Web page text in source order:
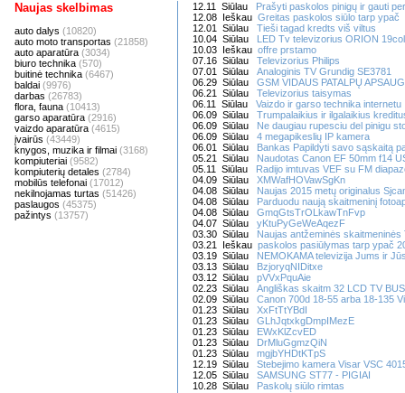
Naujas skelbimas
auto dalys (10820)
auto moto transportas (21858)
auto aparatūra (3034)
biuro technika (570)
buitinė technika (6467)
baldai (9976)
darbas (26783)
flora, fauna (10413)
garso aparatūra (2916)
vaizdo aparatūra (4615)
įvairūs (43449)
knygos, muzika ir filmai (3168)
kompiuteriai (9582)
kompiuterių detales (2784)
mobilūs telefonai (17012)
nekilnojamas turtas (51426)
paslaugos (45375)
pažintys (13757)
12.11 Siūlau
Prašyti paskolos pinigų ir gauti
12.08 Ieškau Greitas paskolos siūlo tarp ypač
12.01 Siūlau
Tieši tagad kredts viš viltus
10.04 Siūlau
LED Tv televizorius ORION
10.03 Ieškau offre prstamo
07.16 Siūlau
Televizorius Philips
07.01 Siūlau
Analoginis TV Grundig SE3781
06.29 Siūlau
GSM VIDAUS PATALPŲ
06.21 Siūlau
Televizorius taisymas
06.11 Siūlau
Vaizdo ir garso technika internetu
06.09 Siūlau
Trumpalaikius ir ilgalaikius
06.09 Siūlau
Ne daugiau rupesciu del pinigu
06.09 Siūlau
4 megapikeslių IP kamera
06.01 Siūlau
Bankas Papildyti savo sąskaitą
05.21 Siūlau
Naudotas Canon EF 50mm f14
05.11 Siūlau
Radijo imtuvas VEF su FM
04.09 Siūlau
XMWafHOVawSgKn
04.08 Siūlau
Naujas 2015 metų originalus
04.08 Siūlau
Parduodu naują skaitmeninį
04.08 Siūlau
GmqGtsTrOLkawTnFvp
04.07 Siūlau
yKtuPyGeWeAqezF
03.30 Siūlau
Naujas antžeminės skaitmeninės
03.21 Ieškau paskolos pasiūlymas tarp ypač
03.19 Siūlau
NEMOKAMA televizija Jums ir
03.13 Siūlau
BzjoryqNIDitxe
03.12 Siūlau
pVVxPquAie
02.23 Siūlau
Angliškas skaitm 32 LCD TV
02.09 Siūlau
Canon 700d 18-55 arba 18-135
01.23 Siūlau
XxFtTtYBdI
01.23 Siūlau
GLhJqtxkgDmpIMezE
01.23 Siūlau
EWxKlZcvED
01.23 Siūlau
DrMluGgmzQiN
01.23 Siūlau
mgjbYHDtKTpS
12.19 Siūlau
Stebejimo kamera Visar VSC
12.05 Siūlau
SAMSUNG ST77 - PIGIAI
10.28 Siūlau
Paskolų siūlo rimtas